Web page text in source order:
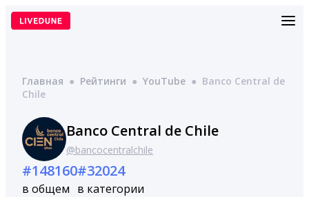
Перейти
Главная ● Рейтинги ● YouTube ● Banco Central de
Chile
Banco Central de Chile
@bancocentralchile
#148160
в общем
#32024
в категории